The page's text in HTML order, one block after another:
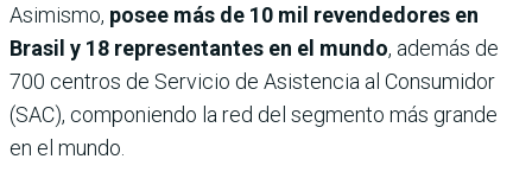
Asimismo, posee más de 10 mil revendedores en
Brasil y 18 representantes en el mundo, además de
700 centros de Servicio de Asistencia al Consumidor
(SAC), componiendo la red del segmento más grande
en el mundo.